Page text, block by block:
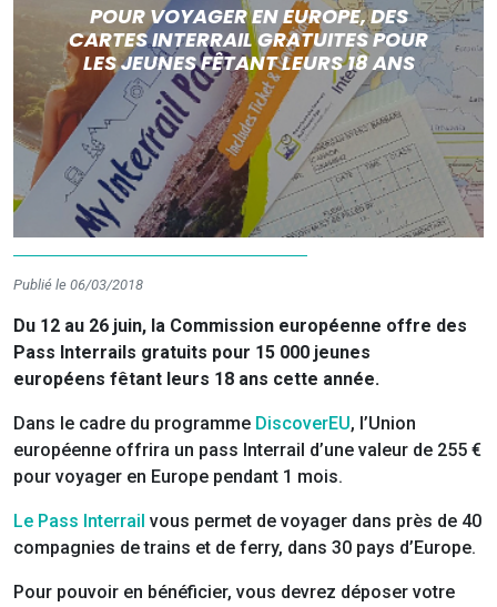
POUR VOYAGER EN EUROPE, DES
CARTES INTERRAIL GRATUITES POUR
LES JEUNES FÊTANT LEURS 18 ANS
Publié le 06/03/2018
Du 12 au 26 juin, la Commission européenne offre des
Pass Interrails gratuits pour 15 000 jeunes
européens fêtant leurs 18 ans cette année.
Dans le cadre du programme DiscoverEU, l’Union
européenne offrira un pass Interrail d’une valeur de 255 €
pour voyager en Europe pendant 1 mois.
Le Pass Interrail vous permet de voyager dans près de 40
compagnies de trains et de ferry, dans 30 pays d’Europe.
Pour pouvoir en bénéficier, vous devrez déposer votre